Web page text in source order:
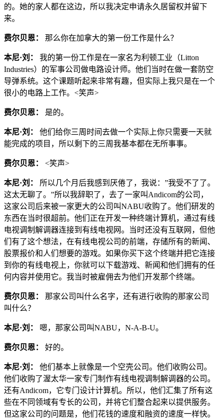
的。她的家人都在这边，所以我决定申请永久居留权并留下
来。
费尔贝恩： 那么你在加拿大的第一份工作是什么？
本尼·刘：
我的第一份工作是在一家名为利顿工业（Litton
Industries）的军事公司做电路设计师。他们当时在做一套防空
导弹系统。这个课题听起来非常有趣，但实际上我只是在一个
很小的电路上工作。<笑声>
费尔贝恩： 是的。
本尼·刘：
他们给你三周时间去做一个实际上你只需要一天就
能完成的项目，所以剩下的三周我基本都在无所事事。
费尔贝恩： <笑声>
本尼·刘：
所以几个月后我感到厌倦了，我说：”我受不了了。
这太无聊了。”所以我辞职了，去了一家叫Andicom的公司，
这家公司后来被一家更大的公司叫NABU收购了。他们研发的
东西在当时很超前。他们正在开发一种终端计算机，通过有线
电视调制解调器连接到有线电视网。当时还没有互联网，但他
们有了这个想法，在有线电视公司的前端，存储所有的新闻、
股票报价和人们想要的游戏。如果你买下这个终端并把它连接
到你的有线电视上，你就可以下载游戏、新闻和他们拥有的任
何内容并使用它。我当时被雇佣去为他们开发那个终端。
费尔贝恩：
那家公司叫什么名字，还有进行收购的那家公司
叫什么？
本尼·刘： 嗯，那家公司叫NABU，N-A-B-U。
费尔贝恩： 好的。
本尼·刘：
他们基本上就像是一个空壳公司。他们收购公司。
他们收购了渥太华一家专门制作有线电视调制解调器的公司。
还有Andicom，它专门设计计算机。所以，他们汇集了所有这
些在不同领域有专长的公司，并将它们整合起来以提供服务。
但这家公司的问题是，他们花钱的速度和融资的速度一样快。